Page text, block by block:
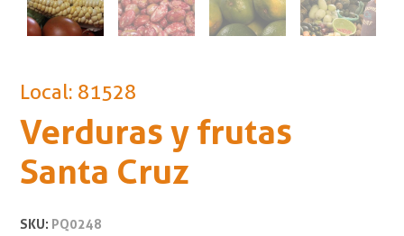
Local: 81528
Verduras y frutas
Santa Cruz
SKU: PQ0248